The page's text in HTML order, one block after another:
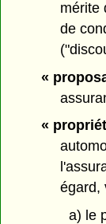
mérite
de
«
«
égard,
a) le